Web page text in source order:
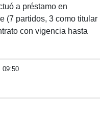
a préstamo en
(7 partidos, 3 como titular
con vigencia hasta
09:50